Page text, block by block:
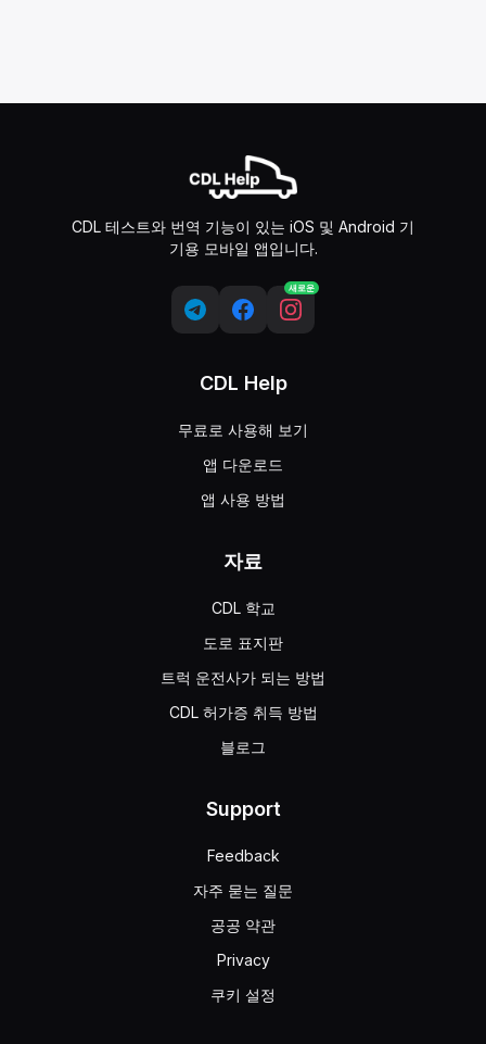
CDL 테스트와 번역 기능이 있는 iOS 및 Android 기
기용 모바일 앱입니다.
새로운
CDL Help
무료로 사용해 보기
앱 다운로드
앱 사용 방법
자료
CDL 학교
도로 표지판
트럭 운전사가 되는 방법
CDL 허가증 취득 방법
블로그
Support
Feedback
자주 묻는 질문
공공 약관
Privacy
쿠키 설정